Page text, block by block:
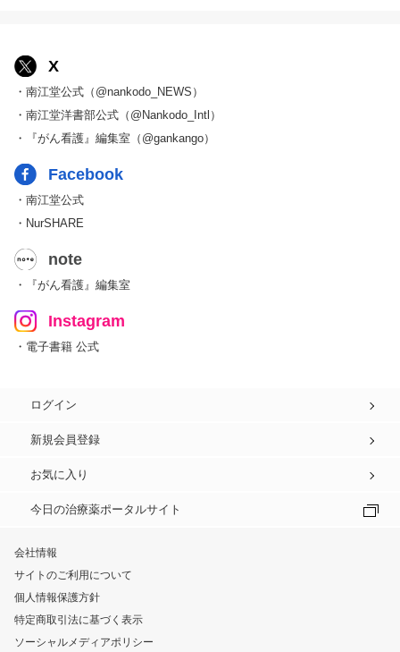
X
・南江堂公式（@nankodo_NEWS）
・南江堂洋書部公式（@Nankodo_Intl）
・『がん看護』編集室（@gankango）
Facebook
・南江堂公式
・NurSHARE
note
・『がん看護』編集室
Instagram
・電子書籍 公式
ログイン
新規会員登録
お気に入り
今日の治療薬ポータルサイト
会社情報
サイトのご利用について
個人情報保護方針
特定商取引法に基づく表示
ソーシャルメディアポリシー